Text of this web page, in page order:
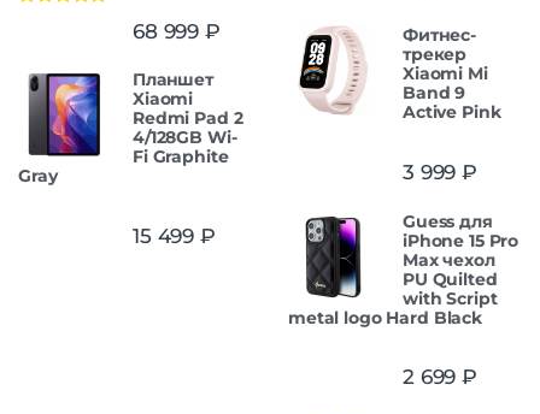
68 999 ₽
Планшет
Xiaomi
Redmi Pad 2
4/128GB Wi-
Fi Graphite
Gray
15 499 ₽
Фитнес-
трекер
Xiaomi Mi
Band 9
Active Pink
3 999 ₽
Guess для
iPhone 15 Pro
Max чехол
PU Quilted
with Script
metal logo Hard Black
2 699 ₽